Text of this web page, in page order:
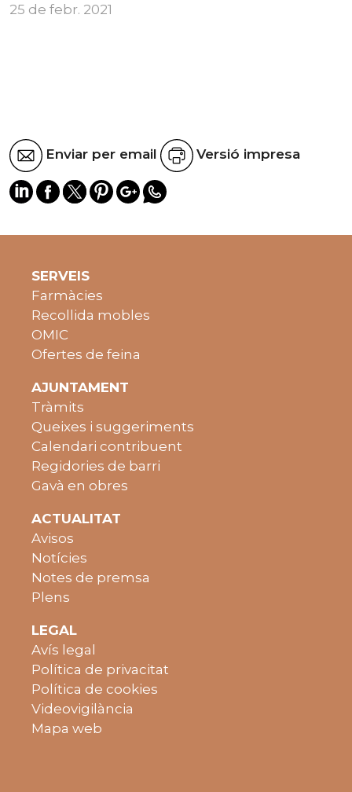
25 de febr. 2021
Enviar per email Versió impresa
SERVEIS
Farmàcies
Recollida mobles
OMIC
Ofertes de feina
AJUNTAMENT
Tràmits
Queixes i suggeriments
Calendari contribuent
Regidories de barri
Gavà en obres
ACTUALITAT
Avisos
Notícies
Notes de premsa
Plens
LEGAL
Avís legal
Política de privacitat
Política de cookies
Videovigilància
Mapa web